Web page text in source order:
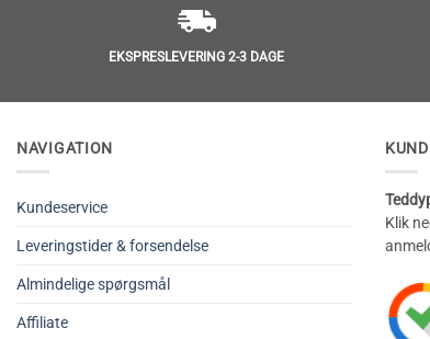
EKSPRESLEVERING 2-3 DAGE
NAVIGATION
Kundeservice
Leveringstider & forsendelse
Almindelige spørgsmål
Affiliate
Klik